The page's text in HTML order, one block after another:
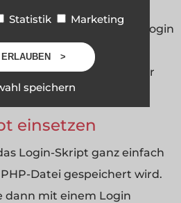
aus der Datenbank
Usernamen und Login
automatisch
ein Loginformular
einsetzen
Login-Skript ganz einfach
Datei gespeichert wird.
dann mit einem Login
Statistik Marketing
speichern